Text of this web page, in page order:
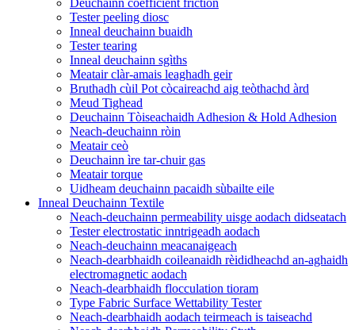
Tester peeling diosc
Inneal deuchainn buaidh
Tester tearing
Inneal deuchainn sgìths
Meatair clàr-amais leaghadh geir
Bruthadh cùil Pot còcaireachd aig teòthachd àrd
Meud Tighead
Deuchainn Tòiseachaidh Adhesion & Hold Adhesion
Neach-deuchainn ròin
Meatair ceò
Deuchainn ìre tar-chuir gas
Meatair torque
Uidheam deuchainn pacaidh sùbailte eile
Inneal Deuchainn Textile
Neach-deuchainn permeability uisge aodach didseatach
Tester electrostatic inntrigeadh aodach
Neach-deuchainn meacanaigeach
Neach-dearbhaidh coileanaidh rèididheachd an-aghaidh
electromagnetic aodach
Neach-dearbhaidh flocculation tioram
Type Fabric Surface Wettability Tester
Neach-dearbhaidh aodach teirmeach is taiseachd